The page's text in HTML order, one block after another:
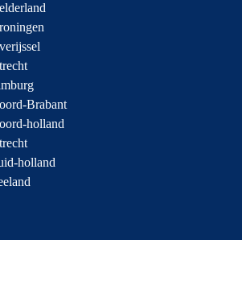
Brabant
holland
holland